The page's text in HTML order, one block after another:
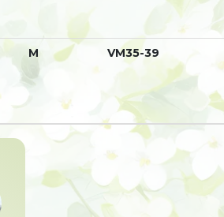
М VM35-39